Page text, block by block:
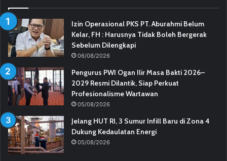
Izin Operasional PKS PT. Aburahmi Belum
Kelar, FH : Harusnya Tidak Boleh Bergerak
Sebelum Dilengkapi
06/08/2026
Pengurus PWI Ogan Ilir Masa Bakti 2026–
2029 Resmi Dilantik, Siap Perkuat
Profesionalisme Wartawan
05/08/2026
Jelang HUT RI, 3 Sumur Infill Baru di Zona 4
Dukung Kedaulatan Energi
05/08/2026